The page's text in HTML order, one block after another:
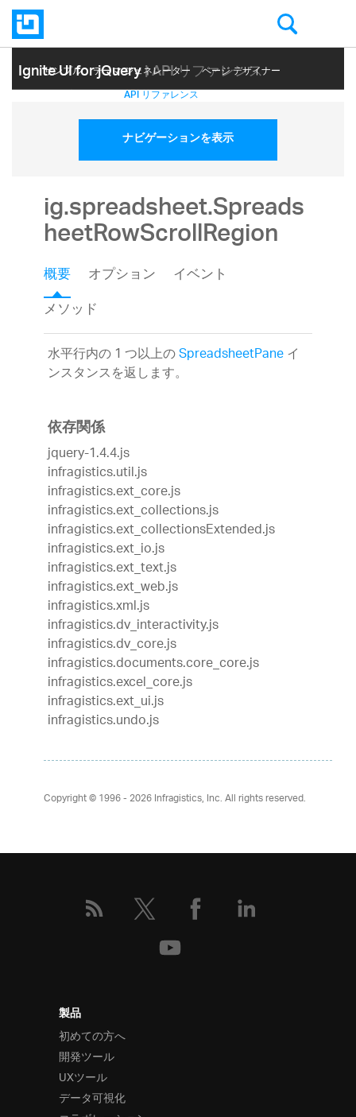
Ignite UI for jQuery| API リファレンス
サンプル テーマ ジェネレーター ページ デザイナー
ヘルプ トピック API リファレンス
ナビゲーションを表示
ig.spreadsheet.Spreads
heetRowScrollRegion
概要 オプション
イベント
メソッド
水平行内の 1 つ以上のSpreadsheetPaneイ
ンスタンスを返します。
依存関係
jquery-1.4.4.js
infragistics.util.js
infragistics.ext_core.js
infragistics.ext_collections.js
infragistics.ext_collectionsExtended.js
infragistics.ext_io.js
infragistics.ext_text.js
infragistics.ext_web.js
infragistics.xml.js
infragistics.dv_interactivity.js
infragistics.dv_core.js
infragistics.documents.core_core.js
infragistics.excel_core.js
infragistics.ext_ui.js
infragistics.undo.js
Copyright © 1996 - 2026Infragistics, Inc. All rights reserved.
製品
初めての方へ
開発ツール
UXツール
データ可視化